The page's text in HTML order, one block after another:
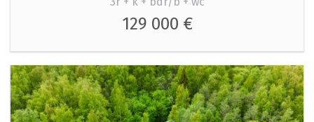
129 000 €